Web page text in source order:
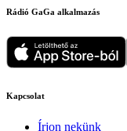
Rádió GaGa alkalmazás
Kapcsolat
Írjon nekünk